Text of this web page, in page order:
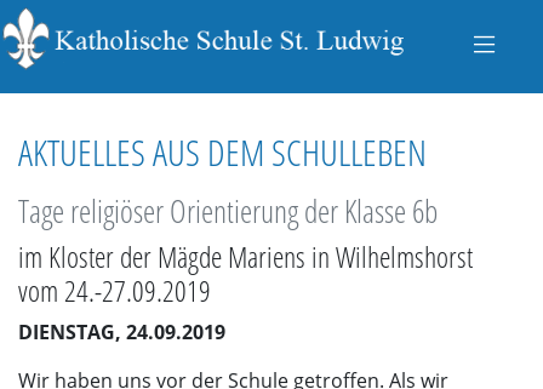
AKTUELLES AUS DEM SCHULLEBEN
Tage religiöser Orientierung der Klasse 6b
im Kloster der Mägde Mariens in Wilhelmshorst
vom 24.-27.09.2019
DIENSTAG, 24.09.2019
Wir haben uns vor der Schule getroffen. Als wir